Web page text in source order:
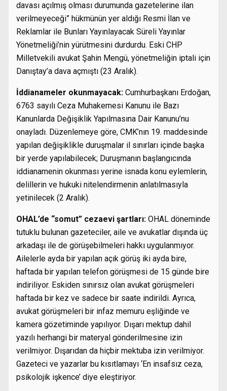
davası açılmış olması durumunda gazetelerine ilan
verilmeyeceği” hükmünün yer aldığı Resmi İlan ve
Reklamlar ile Bunları Yayınlayacak Süreli Yayınlar
Yönetmeliği’nin yürütmesini durdurdu. Eski CHP
Milletvekili avukat Şahin Mengü, yönetmeliğin iptali için
Danıştay’a dava açmıştı (23 Aralık).
İddianameler okunmayacak: Cumhurbaşkanı Erdoğan,
6763 sayılı Ceza Muhakemesi Kanunu ile Bazı
Kanunlarda Değişiklik Yapılmasına Dair Kanunu’nu
onayladı. Düzenlemeye göre, CMK’nın 19. maddesinde
yapılan değişiklikle duruşmalar il sınırları içinde başka
bir yerde yapılabilecek; Duruşmanın başlangıcında
iddianamenin okunması yerine isnada konu eylemlerin,
delillerin ve hukuki nitelendirmenin anlatılmasıyla
yetinilecek (2 Aralık).
OHAL’de “somut” cezaevi şartları: OHAL döneminde
tutuklu bulunan gazeteciler, aile ve avukatlar dışında üç
arkadaşı ile de görüşebilmeleri hakkı uygulanmıyor.
Ailelerle ayda bir yapılan açık görüş iki ayda bire,
haftada bir yapılan telefon görüşmesi de 15 günde bire
indiriliyor. Eskiden sınırsız olan avukat görüşmeleri
haftada bir kez ve sadece bir saate indirildi. Ayrıca,
avukat görüşmeleri bir infaz memuru eşliğinde ve
kamera gözetiminde yapılıyor. Dışarı mektup dahil
yazılı herhangi bir materyal gönderilmesine izin
verilmiyor. Dışarıdan da hiçbir mektuba izin verilmiyor.
Gazeteci ve yazarlar bu kısıtlamayı ‘En insafsız ceza,
psikolojik işkence’ diye eleştiriyor.